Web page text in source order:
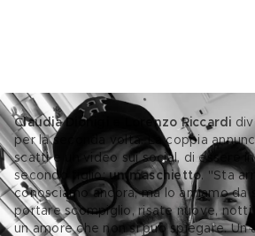
Claudia Dionigi e Lorenzo Riccardi
per la seconda volta. La coppia
scatti e un video sui social, di essere
secondo figlio: un maschietto. "Sta
conosciamo ancora, ma lo amiamo da
portare scompiglio, risate nuove, notti
un amore che non si può spiegare. Un